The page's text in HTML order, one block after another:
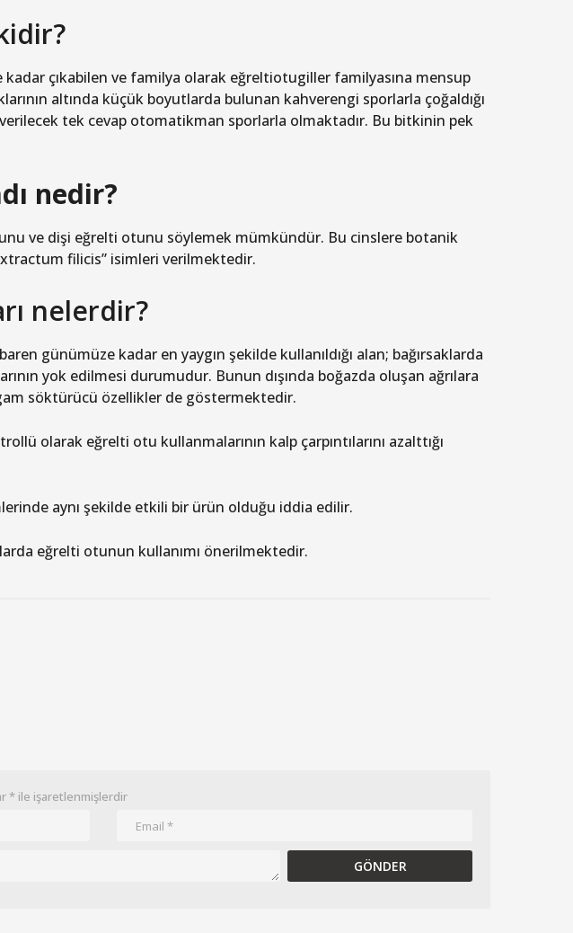
çıkabilen ve familya olarak eğreltiotugiller familyasına mensup
altında küçük boyutlarda bulunan kahverengi sporlarla çoğaldığı
tek cevap otomatikman sporlarla olmaktadır. Bu bitkinin pek
nedir?
ve dişi eğrelti otunu söylemek mümkündür. Bu cinslere botanik
filicis” isimleri verilmektedir.
nelerdir?
günümüze kadar en yaygın şekilde kullanıldığı alan; bağırsaklarda
yok edilmesi durumudur. Bunun dışında boğazda oluşan ağrılara
söktürücü özellikler de göstermektedir.
olarak eğrelti otu kullanmalarının kalp çarpıntılarını azalttığı
aynı şekilde etkili bir ürün olduğu iddia edilir.
eğrelti otunun kullanımı önerilmektedir.
*ile işaretlenmişlerdir